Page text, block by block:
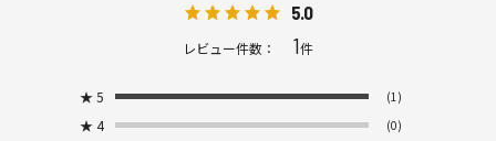
5.0
レビュー件数： 1件
★ 5 (1)
★ 4 (0)